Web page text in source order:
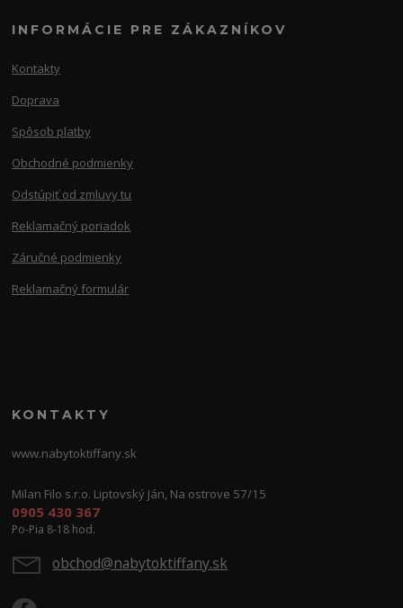
INFORMÁCIE PRE ZÁKAZNÍKOV
Kontakty
Doprava
Spôsob platby
Obchodné podmienky
Odstúpiť od zmluvy tu
Reklamačný poriadok
Záručné podmienky
Reklamačný formulár
KONTAKTY
www.nabytoktiffany.sk
Milan Filo s.r.o. Liptovský Ján, Na ostrove 57/15
0905 430 367
Po-Pia 8-18 hod.
obchod@nabytoktiffany.sk